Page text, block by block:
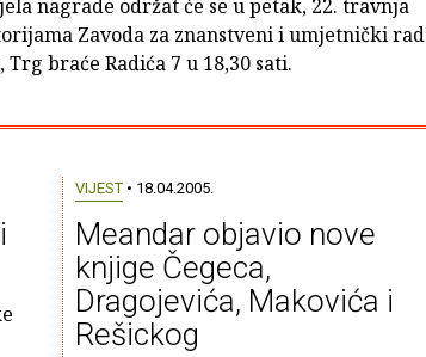
nagrade održat će se u petak, 22. travnja
Zavoda za znanstveni i umjetnički rad
Trg braće Radića 7 u 18,30 sati.
VIJEST• 18.04.2005.
Meandar objavio nove
knjige Čegeca,
Dragojevića, Makovića i
Rešickog